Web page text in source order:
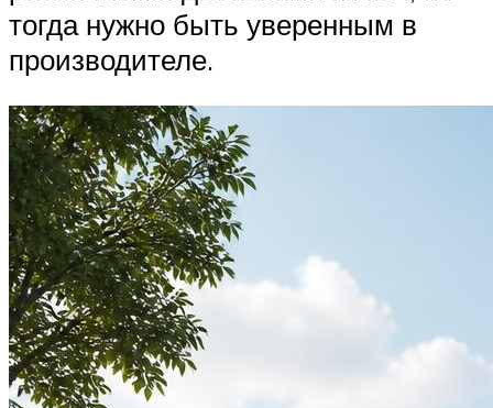
тогда нужно быть уверенным в
производителе.